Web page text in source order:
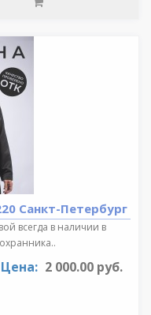
Санкт-Петербург
всегда в наличии в
Цена: 2 000.00 руб.